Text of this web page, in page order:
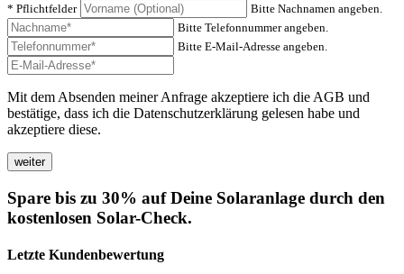
* Pflichtfelder
Bitte Nachnamen angeben.
Bitte Telefonnummer angeben.
Bitte E-Mail-Adresse angeben.
Mit dem Absenden meiner Anfrage akzeptiere ich die AGB und
bestätige, dass ich die Datenschutzerklärung gelesen habe und
akzeptiere diese.
Spare bis zu 30% auf Deine Solaranlage durch den
kostenlosen Solar-Check.
Letzte Kundenbewertung